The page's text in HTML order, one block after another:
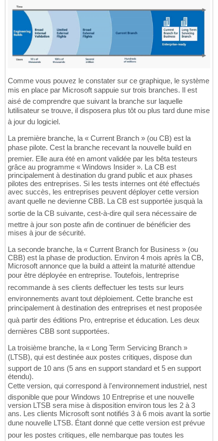
Comme vous pouvez le constater sur ce graphique, le système
mis en place par Microsoft sappuie sur trois branches. Il est
aisé de comprendre que suivant la branche sur laquelle
lutilisateur se trouve, il disposera plus tôt ou plus tard dune mise
à jour du logiciel.
La première branche, la « Current Branch » (ou CB) est la
phase pilote. Cest la branche recevant la nouvelle build en
premier. Elle aura été en amont validée par les bêta testeurs
grâce au programme « Windows Insider ». La CB est
principalement à destination du grand public et aux phases
pilotes des entreprises. Si les tests internes ont été effectués
avec succès, les entreprises peuvent déployer cette version
avant quelle ne devienne CBB. La CB est supportée jusquà la
sortie de la CB suivante, cest-à-dire quil sera nécessaire de
mettre à jour son poste afin de continuer de bénéficier des
mises à jour de sécurité.
La seconde branche, la « Current Branch for Business » (ou
CBB) est la phase de production. Environ 4 mois après la CB,
Microsoft annonce que la build a atteint la maturité attendue
pour être déployée en entreprise. Toutefois, lentreprise
recommande à ses clients deffectuer les tests sur leurs
environnements avant tout déploiement. Cette branche est
principalement à destination des entreprises et nest proposée
quà partir des éditions Pro, entreprise et éducation. Les deux
dernières CBB sont supportées.
La troisième branche, la « Long Term Servicing Branch »
(LTSB), qui est destinée aux postes critiques, dispose dun
support de 10 ans (5 ans en support standard et 5 en support
étendu).
Cette version, qui correspond à l'environnement industriel, nest
disponible que pour Windows 10 Entreprise et une nouvelle
version LTSB sera mise à disposition environ tous les 2 à 3
ans. Les clients Microsoft sont notifiés 3 à 6 mois avant la sortie
dune nouvelle LTSB. Étant donné que cette version est prévue
pour les postes critiques, elle nembarque pas toutes les